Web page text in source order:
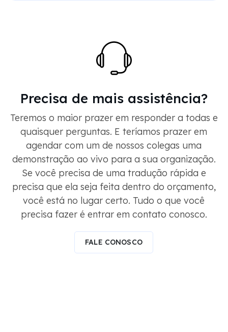
Precisa de mais assistência?
Teremos o maior prazer em responder a todas e
quaisquer perguntas. E teríamos prazer em
agendar com um de nossos colegas uma
demonstração ao vivo para a sua organização.
Se você precisa de uma tradução rápida e
precisa que ela seja feita dentro do orçamento,
você está no lugar certo. Tudo o que você
precisa fazer é entrar em contato conosco.
FALE CONOSCO